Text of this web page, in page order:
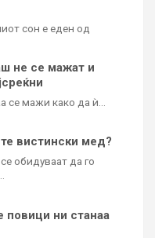
сон е еден од
не се мажат и
се мажи како да ѝ…
вистински мед?
обидуваат да го
повици ни станаа